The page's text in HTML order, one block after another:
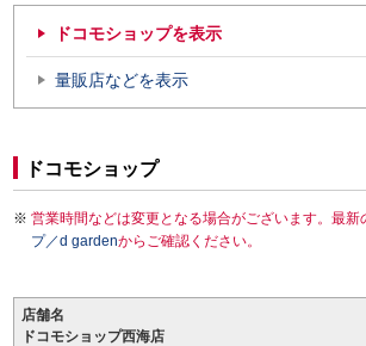
ドコモショップを表示
量販店などを表示
ドコモショップ
営業時間などは変更となる場合がございます。最新
プ／d gardenからご確認ください。
店舗名
ドコモショップ西海店